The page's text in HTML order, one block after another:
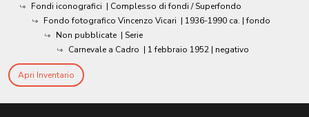
Fondi iconografici | Complesso di fondi / Superfondo
Fondo fotografico Vincenzo Vicari | 1936-1990 ca. | fondo
Non pubblicate | Serie
Carnevale a Cadro | 1 febbraio 1952 | negativo
Apri Inventario